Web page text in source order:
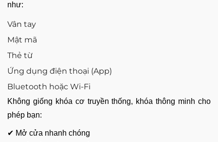
như:
Vân tay
Mật mã
Thẻ từ
Ứng dụng điện thoại (App)
Bluetooth hoặc Wi-Fi
Không giống khóa cơ truyền thống, khóa thông minh cho
phép bạn:
✔ Mở cửa nhanh chóng